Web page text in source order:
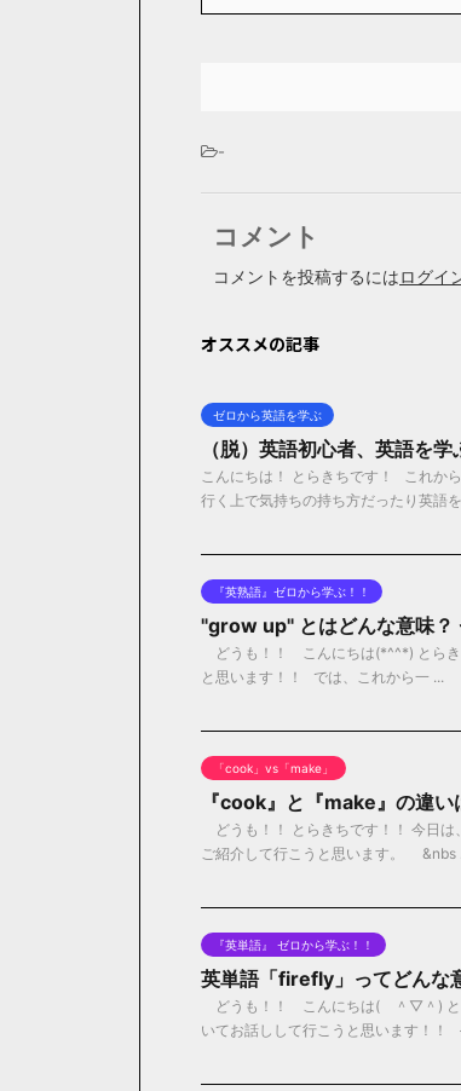
-
コメント
コメントを投稿するにはログイ
オススメの記事
ゼロから英語を学ぶ
（脱）英語初心者、英語を
こんにちは！ とらきちです！ これか
行く上で気持ちの持ち方だったり英語
『英熟語』ゼロから学ぶ！！
"grow up" とはどんな意味？
どうも！！ こんにちは(*^^*) とらき
と思います！！ では、これから一 ...
「cook」vs「make」
『cook』と『make』の違い
どうも！！ とらきちです！！ 今日
ご紹介して行こうと思います。 &nbs
『英単語』 ゼロから学ぶ！！
英単語「firefly」ってどんな
どうも！！ こんにちは( ＾▽＾) と
いてお話しして行こうと思います！！